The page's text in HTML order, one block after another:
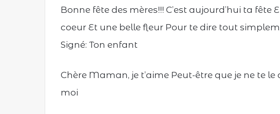
Bonne fête des mères!!! C’est aujourd’hui ta fête
coeur Et une belle fleur Pour te dire tout
Signé: Ton enfant
Chère Maman, je t’aime Peut-être que je ne te
moi